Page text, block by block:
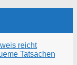
reicht
Tatsachen